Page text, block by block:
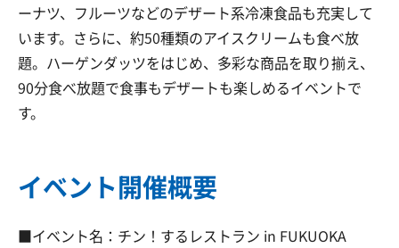
ーナツ、フルーツなどのデザート系冷凍食品も充実して
います。さらに、約50種類のアイスクリームも食べ放
題。ハーゲンダッツをはじめ、多彩な商品を取り揃え、
90分食べ放題で食事もデザートも楽しめるイベントで
す。
イベント開催概要
■イベント名：チン！するレストラン in FUKUOKA